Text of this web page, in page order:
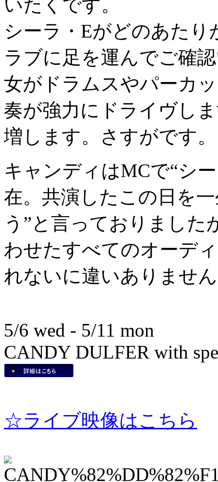
いたくです。
シーラ・Eがどのあた
ラブに足を運んでご確
女がドラムスやパーカ
奏が強力にドライヴし
増します。さすがです。
キャンディはMCで“シ
在。共演したこの日を
う”と言っておりました
わせたすべてのオーデ
れないに違いありませ
5/6 wed - 5/11 mon
CANDY DULFER with
☆ライブ映像はこちら